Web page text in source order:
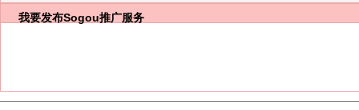
我要发布Sogou推广服务